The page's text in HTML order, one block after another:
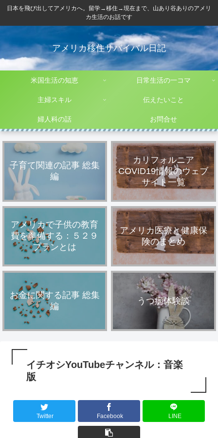
日本を飛び出してアメリカへ。留学→移住→現在まで、山あり谷ありのアメリ
カ生活のお話です
アメリカ移住サバイバル日記
米国生活の知恵 日常生活の一コマ
主婦スキル 伝えたいこと
婦人科の話 お問合せ
子育て関連の記事 総集
編
カリフォルニア
COVID19情報のウェブ
サイト一覧
アメリカで子供の教育
費を準備する：５２９
プランとは
アメリカ医療と健康保
険のまとめ
お金に関する記事 総集
編
うつ病体験談
イチオシYouTubeチャンネル：音楽
版
Twitter Facebook LINE